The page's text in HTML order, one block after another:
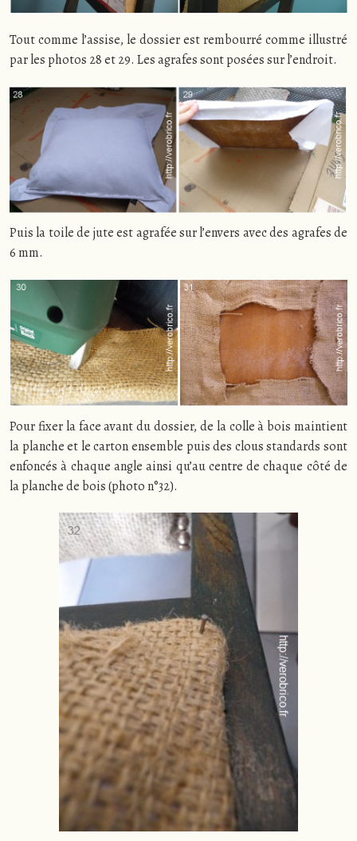
Tout comme l’assise, le dossier est rembourré comme illustré
par les photos 28 et 29. Les agrafes sont posées sur l’endroit.
Puis la toile de jute est agrafée sur l’envers avec des agrafes de
6 mm.
Pour fixer la face avant du dossier, de la colle à bois maintient
la planche et le carton ensemble puis des clous standards sont
enfoncés à chaque angle ainsi qu’au centre de chaque côté de
la planche de bois (photo n°32).